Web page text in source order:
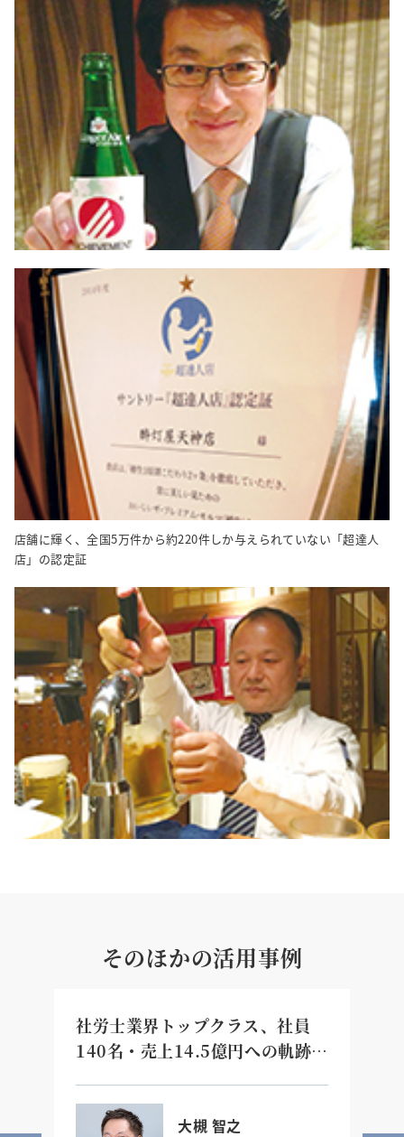
店舗に輝く、全国5万件から約220件しか与えられていない「超達人
店」の認定証
そのほかの活用事例
社労士業界トップクラス、社員
140名・売上14.5億円への軌跡
目経営者の『真の目的の力』
大槻 智之